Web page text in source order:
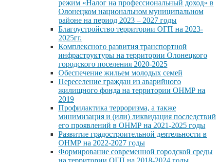
режим «Налог на профессиональный доход» в
Олонецком национальном муниципальном
районе на период 2023 – 2027 годы
Благоустройство территории ОГП на 2023-
2025гг.
Комплексного развития транспортной
инфраструктуры на территории Олонецкого
городского поселения 2020-2025
Обеспечение жильем молодых семей
Переселение граждан из аварийного
жилищного фонда на территории ОНМР на
2019
Профилактика терроризма, а также
минимизация и (или) ликвидация последствий
его проявлений в ОНМР на 2021-2025 годы
Развитие градостроительной деятельности в
ОНМР на 2022-2027 годы
Формирование современной городской среды
на территории ОГП на 2018-2024 годы